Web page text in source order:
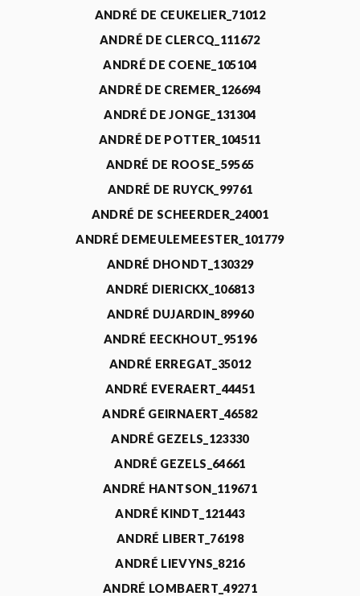
ANDRÉ DE CEUKELIER_71012
ANDRÉ DE CLERCQ_111672
ANDRÉ DE COENE_105104
ANDRÉ DE CREMER_126694
ANDRÉ DE JONGE_131304
ANDRÉ DE POTTER_104511
ANDRÉ DE ROOSE_59565
ANDRÉ DE RUYCK_99761
ANDRÉ DE SCHEERDER_24001
ANDRÉ DEMEULEMEESTER_101779
ANDRÉ DHONDT_130329
ANDRÉ DIERICKX_106813
ANDRÉ DUJARDIN_89960
ANDRÉ EECKHOUT_95196
ANDRÉ ERREGAT_35012
ANDRÉ EVERAERT_44451
ANDRÉ GEIRNAERT_46582
ANDRÉ GEZELS_123330
ANDRÉ GEZELS_64661
ANDRÉ HANTSON_119671
ANDRÉ KINDT_121443
ANDRÉ LIBERT_76198
ANDRÉ LIEVYNS_8216
ANDRÉ LOMBAERT_49271